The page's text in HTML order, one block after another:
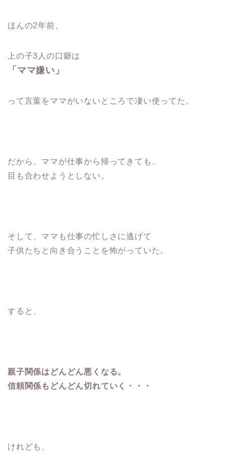
ほんの2年前、
上の子3人の口癖は
「ママ嫌い」
って言葉をママがいないところで凄い使ってた。
だから、ママが仕事から帰ってきても、
目も合わせようとしない。
そして、ママも仕事の忙しさに逃げて
子供たちと向き合うことを怖がっていた。
すると、
親子関係はどんどん悪くなる。
信頼関係もどんどん切れていく・・・
けれども、